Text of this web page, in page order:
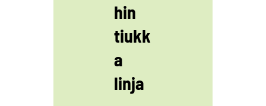
hin
tiukk
a
linja